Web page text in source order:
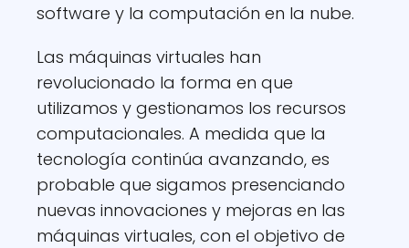
software y la computación en la nube.
Las máquinas virtuales han
revolucionado la forma en que
utilizamos y gestionamos los recursos
computacionales. A medida que la
tecnología continúa avanzando, es
probable que sigamos presenciando
nuevas innovaciones y mejoras en las
máquinas virtuales, con el objetivo de